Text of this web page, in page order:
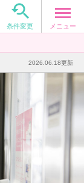

条件変更 メニュー
2026.06.18更新